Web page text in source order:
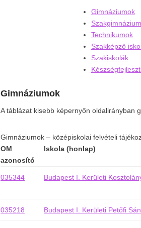
Gimnáziumok
Technikumok
Szakképző
Szakiskolák
Gimnáziumok
A táblázat kisebb képernyőn oldalirányban
Gimnáziumok – középiskolai felvételi
OM
azonosító
Iskola (honlap)
035344 Budapest I. Kerületi
035218 Budapest I. Kerületi Petőfi